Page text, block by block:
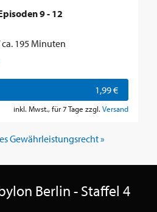
9 - 12
195 Minuten
1,99 €
inkl. Mwst., für 7 Tage zzgl. Versand
Gewährleistungsrecht »
Berlin - Staffel 4